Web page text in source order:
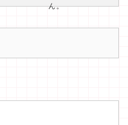
ん。